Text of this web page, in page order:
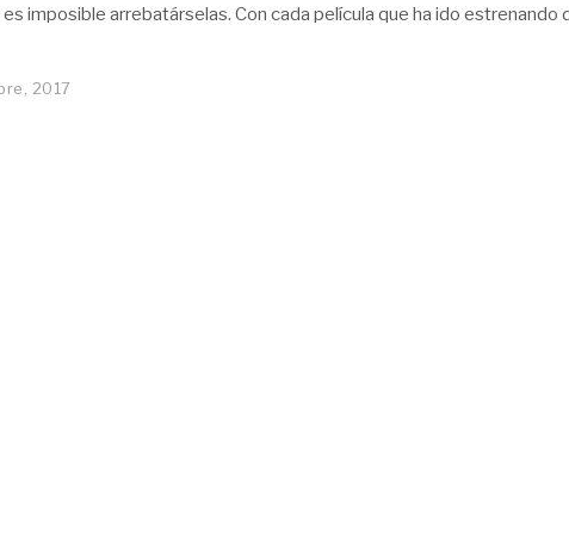
es imposible arrebatárselas. Con cada película que ha ido estrenando
2017